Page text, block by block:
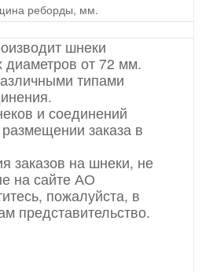
реборды, мм.
шнеки
диаметров от 72 мм.
типами
и соединений
заказа в
заказов на шнеки, не
на сайте АО
пожалуйста, в
представительство.